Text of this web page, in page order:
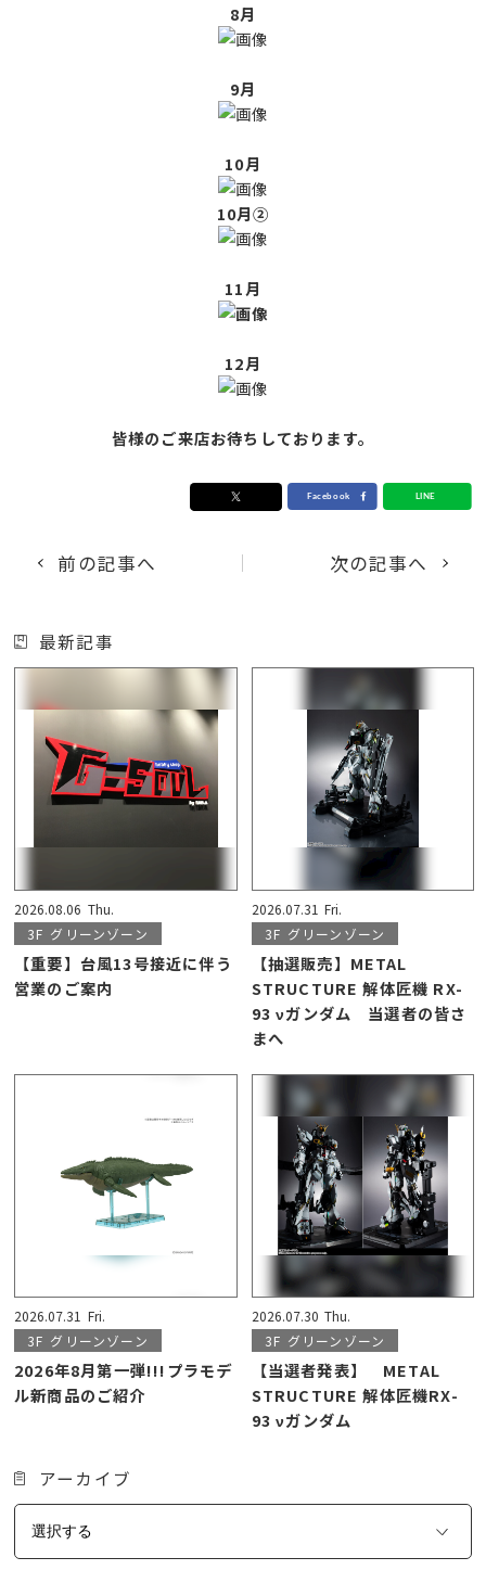
8月
9月
10月
10月②
11月
12月
皆様のご来店お待ちしております。
前の記事へ 次の記事へ
最新記事
2026.08.06 Thu.
3F グリーンゾーン
【重要】台風13号接近に伴う
営業のご案内
2026.07.31 Fri.
3F グリーンゾーン
【抽選販売】METAL
STRUCTURE 解体匠機 RX-
93 νガンダム 当選者の皆さ
まへ
2026.07.31 Fri.
3F グリーンゾーン
2026年8月第一弾!!!プラモデ
ル新商品のご紹介
2026.07.30 Thu.
3F グリーンゾーン
【当選者発表】 METAL
STRUCTURE 解体匠機RX-
93 νガンダム
アーカイブ